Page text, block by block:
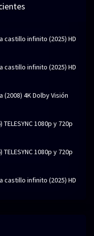
castillo infinito (2025) HD
castillo infinito (2025) HD
4K Dolby Visión
1080p y 720p
1080p y 720p
castillo infinito (2025) HD